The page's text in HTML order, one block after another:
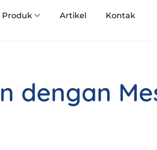
Produk Artikel Kontak
dengan